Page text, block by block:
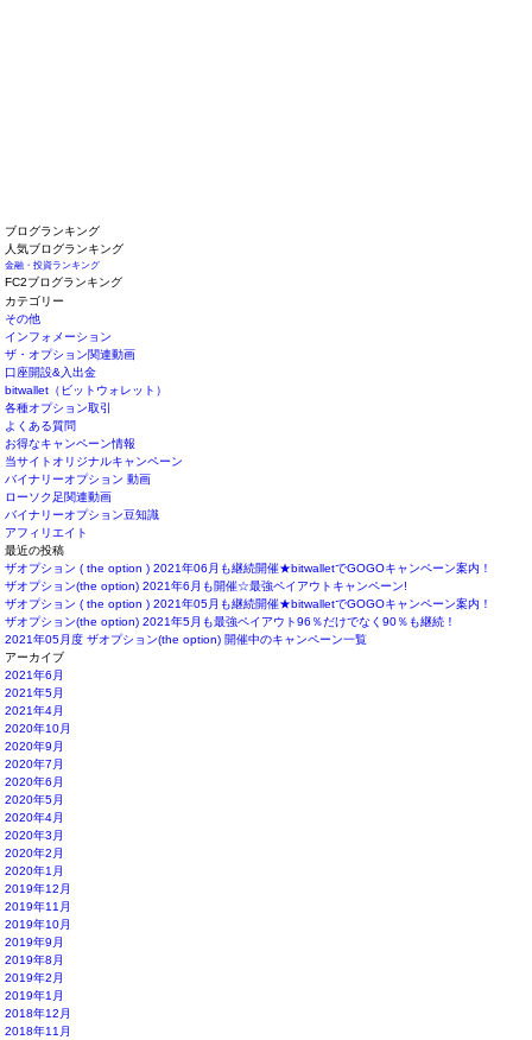
ブログランキング
人気ブログランキング
金融・投資ランキング
FC2ブログランキング
カテゴリー
その他
インフォメーション
ザ・オプション関連動画
口座開設&入出金
bitwallet（ビットウォレット）
各種オプション取引
よくある質問
お得なキャンペーン情報
当サイトオリジナルキャンペーン
バイナリーオプション 動画
ローソク足関連動画
バイナリーオプション豆知識
アフィリエイト
最近の投稿
ザオプション ( the option ) 2021年06月も継続開催★bitwalletでGOGOキャンペーン案内！
ザオプション(the option) 2021年6月も開催☆最強ペイアウトキャンペーン!
ザオプション ( the option ) 2021年05月も継続開催★bitwalletでGOGOキャンペーン案内！
ザオプション(the option) 2021年5月も最強ペイアウト96％だけでなく90％も継続！
2021年05月度 ザオプション(the option) 開催中のキャンペーン一覧
アーカイブ
2021年6月
2021年5月
2021年4月
2020年10月
2020年9月
2020年7月
2020年6月
2020年5月
2020年4月
2020年3月
2020年2月
2020年1月
2019年12月
2019年11月
2019年10月
2019年9月
2019年8月
2019年2月
2019年1月
2018年12月
2018年11月